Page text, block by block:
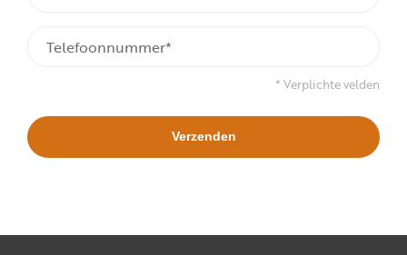
* Verplichte velden